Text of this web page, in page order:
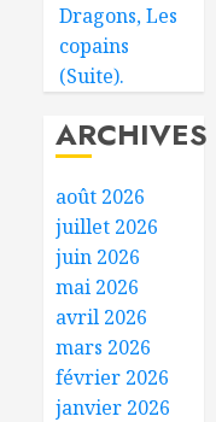
Dragons, Les
copains
(Suite).
ARCHIVES
août 2026
juillet 2026
juin 2026
mai 2026
avril 2026
mars 2026
février 2026
janvier 2026